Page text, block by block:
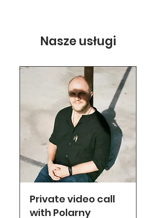
Nasze usługi
Private video call
with Polarny